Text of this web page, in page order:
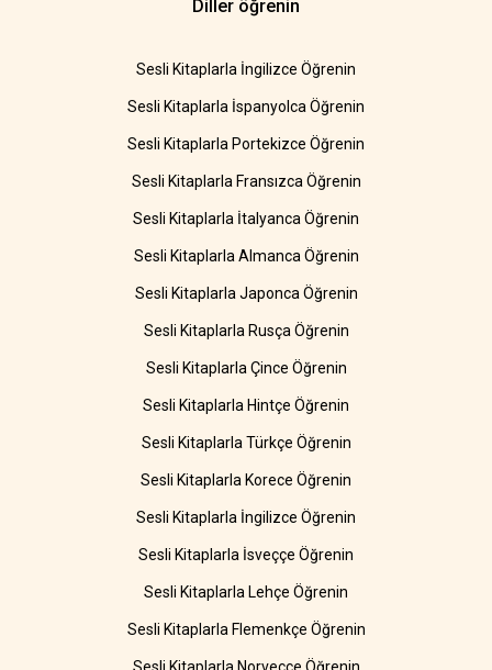
Diller öğrenin
Sesli Kitaplarla İngilizce Öğrenin
Sesli Kitaplarla İspanyolca Öğrenin
Sesli Kitaplarla Portekizce Öğrenin
Sesli Kitaplarla Fransızca Öğrenin
Sesli Kitaplarla İtalyanca Öğrenin
Sesli Kitaplarla Almanca Öğrenin
Sesli Kitaplarla Japonca Öğrenin
Sesli Kitaplarla Rusça Öğrenin
Sesli Kitaplarla Çince Öğrenin
Sesli Kitaplarla Hintçe Öğrenin
Sesli Kitaplarla Türkçe Öğrenin
Sesli Kitaplarla Korece Öğrenin
Sesli Kitaplarla İngilizce Öğrenin
Sesli Kitaplarla İsveççe Öğrenin
Sesli Kitaplarla Lehçe Öğrenin
Sesli Kitaplarla Flemenkçe Öğrenin